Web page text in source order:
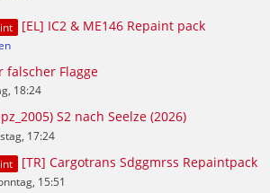
[EL] IC2 & ME146 Repaint pack
falscher Flagge
18:24
S2 nach Seelze (2026)
17:24
[TR] Cargotrans Sdggmrss Repaintpack
15:51